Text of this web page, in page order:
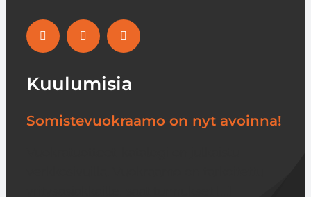
Kuulumisia
Somistevuokraamo on nyt avoinna!